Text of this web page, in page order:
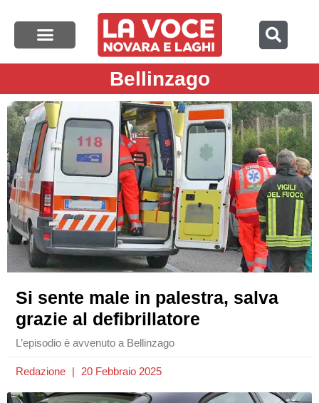
Bellinzago
Si sente male in palestra, salva
grazie al defibrillatore
L’episodio è avvenuto a Bellinzago
Redazione 20 Febbraio 2025